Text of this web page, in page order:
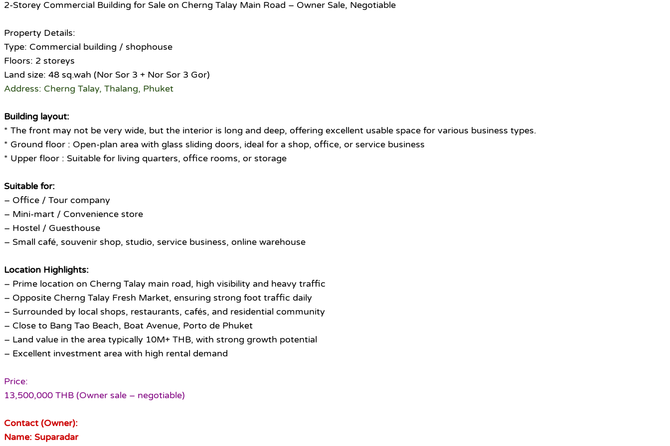
2-Storey Commercial Building for Sale on Cherng Talay Main Road – Owner Sale, Negotiable
Property Details:
Type: Commercial building / shophouse
Floors: 2 storeys
Land size: 48 sq.wah (Nor Sor 3 + Nor Sor 3 Gor)
Address: Cherng Talay, Thalang, Phuket
Building layout:
* The front may not be very wide, but the interior is long and deep, offering excellent usable space for various business types.
* Ground floor : Open-plan area with glass sliding doors, ideal for a shop, office, or service business
* Upper floor : Suitable for living quarters, office rooms, or storage
Suitable for:
– Office / Tour company
– Mini-mart / Convenience store
– Hostel / Guesthouse
– Small café, souvenir shop, studio, service business, online warehouse
Location Highlights:
– Prime location on Cherng Talay main road, high visibility and heavy traffic
– Opposite Cherng Talay Fresh Market, ensuring strong foot traffic daily
– Surrounded by local shops, restaurants, cafés, and residential community
– Close to Bang Tao Beach, Boat Avenue, Porto de Phuket
– Land value in the area typically 10M+ THB, with strong growth potential
– Excellent investment area with high rental demand
Price:
13,500,000 THB (Owner sale – negotiable)
Contact (Owner):
Name: Suparadar